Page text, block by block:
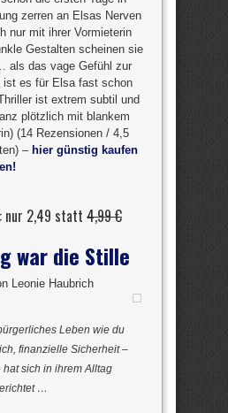
zerren an Elsas Nerven
nur mit ihrer Vormieterin
Gestalten scheinen sie
als das vage Gefühl zur
ist es für Elsa fast schon
ist extrem subtil und
plötzlich mit blankem
(14 Rezensionen / 4,5
– hier günstig kaufen
nur 2,49 statt 4,99 €
war die Stille
Leonie Haubrich
Leben wie du
finanzielle Sicherheit –
hat sich in ihrem Alltag
…